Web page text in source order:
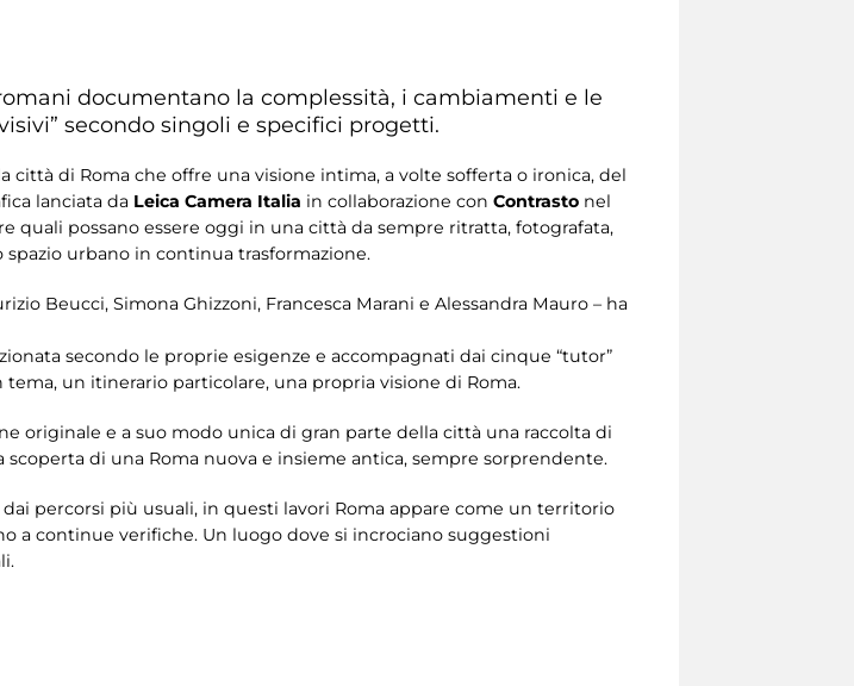
documentano la complessità, i cambiamenti e le
secondo singoli e specifici progetti.
di Roma che offre una visione intima, a volte sofferta o ironica, del
lanciata da Leica Camera Italia in collaborazione con Contrasto nel
quali possano essere oggi in una città da sempre ritratta, fotografata,
urbano in continua trasformazione.
Beucci, Simona Ghizzoni, Francesca Marani e Alessandra Mauro – ha
secondo le proprie esigenze e accompagnati dai cinque “tutor”
un itinerario particolare, una propria visione di Roma.
originale e a suo modo unica di gran parte della città una raccolta di
di una Roma nuova e insieme antica, sempre sorprendente.
percorsi più usuali, in questi lavori Roma appare come un territorio
a continue verifiche. Un luogo dove si incrociano suggestioni